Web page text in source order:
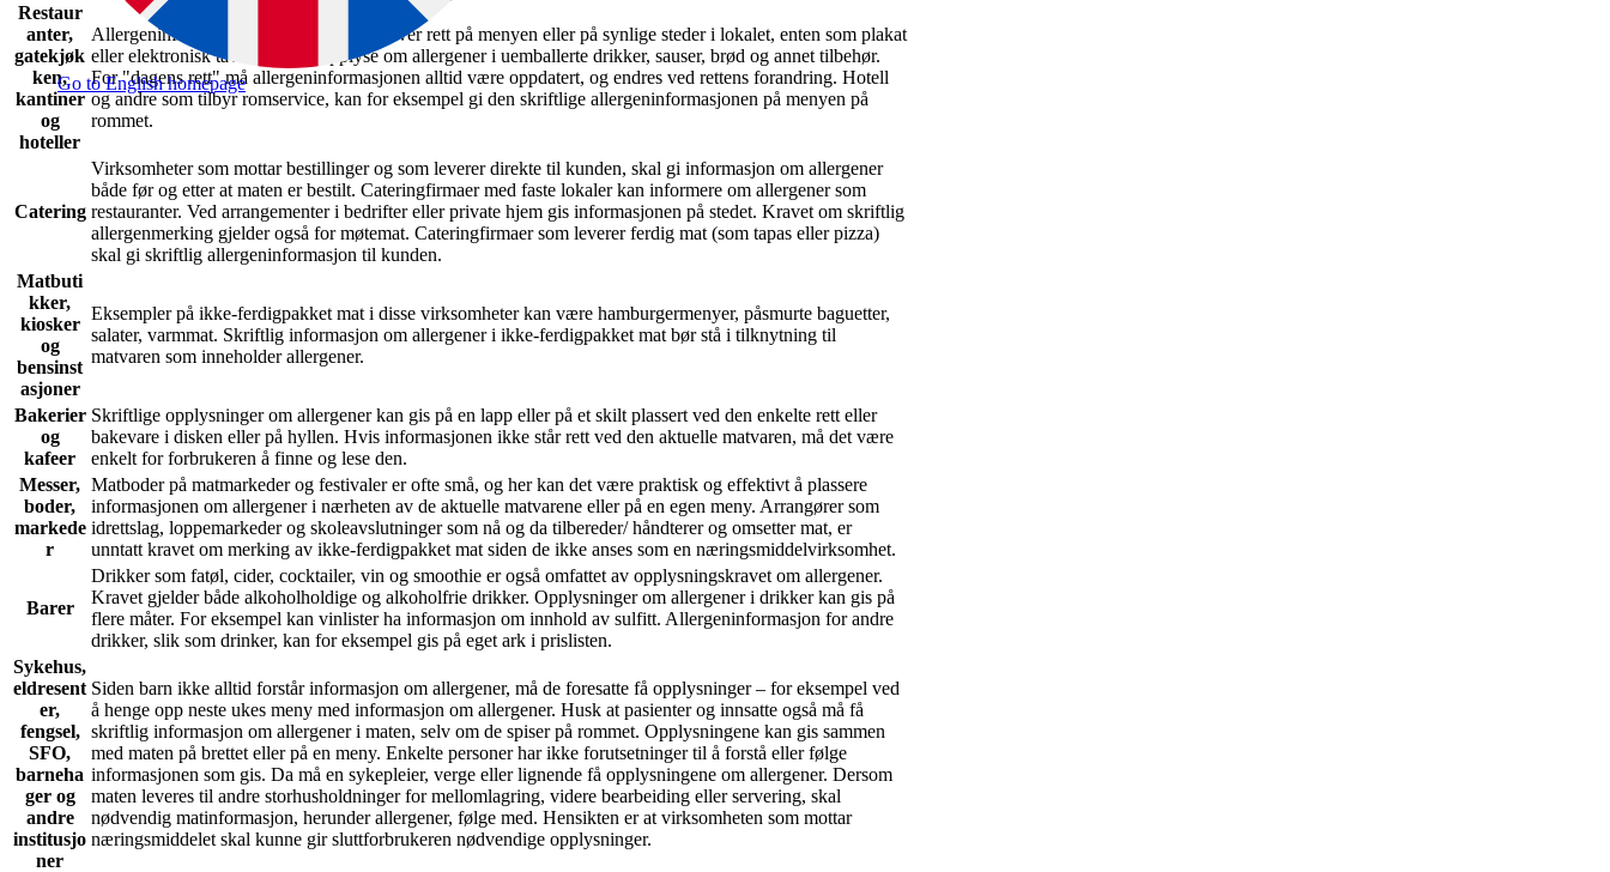
Go to English homepage
Restaur
anter,
gatekjøk
ken,
kantiner
og
hoteller
Allergeninformasjon kan plasseres ved hver rett på menyen eller på synlige steder i lokalet, enten som plakat
eller elektronisk tavle. Husk å opplyse om allergener i uemballerte drikker, sauser, brød og annet tilbehør.
For "dagens rett" må allergeninformasjonen alltid være oppdatert, og endres ved rettens forandring. Hotell
og andre som tilbyr romservice, kan for eksempel gi den skriftlige allergeninformasjonen på menyen på
rommet.
Catering
Virksomheter som mottar bestillinger og som leverer direkte til kunden, skal gi informasjon om allergener
både før og etter at maten er bestilt. Cateringfirmaer med faste lokaler kan informere om allergener som
restauranter. Ved arrangementer i bedrifter eller private hjem gis informasjonen på stedet. Kravet om skriftlig
allergenmerking gjelder også for møtemat. Cateringfirmaer som leverer ferdig mat (som tapas eller pizza)
skal gi skriftlig allergeninformasjon til kunden.
Matbuti
kker,
kiosker
og
bensinst
asjoner
Eksempler på ikke-ferdigpakket mat i disse virksomheter kan være hamburgermenyer, påsmurte baguetter,
salater, varmmat. Skriftlig informasjon om allergener i ikke-ferdigpakket mat bør stå i tilknytning til
matvaren som inneholder allergener.
Bakerier
og
kafeer
Skriftlige opplysninger om allergener kan gis på en lapp eller på et skilt plassert ved den enkelte rett eller
bakevare i disken eller på hyllen. Hvis informasjonen ikke står rett ved den aktuelle matvaren, må det være
enkelt for forbrukeren å finne og lese den.
Messer,
boder,
markede
r
Matboder på matmarkeder og festivaler er ofte små, og her kan det være praktisk og effektivt å plassere
informasjonen om allergener i nærheten av de aktuelle matvarene eller på en egen meny. Arrangører som
idrettslag, loppemarkeder og skoleavslutninger som nå og da tilbereder/ håndterer og omsetter mat, er
unntatt kravet om merking av ikke-ferdigpakket mat siden de ikke anses som en næringsmiddelvirksomhet.
Barer
Drikker som fatøl, cider, cocktailer, vin og smoothie er også omfattet av opplysningskravet om allergener.
Kravet gjelder både alkoholholdige og alkoholfrie drikker. Opplysninger om allergener i drikker kan gis på
flere måter. For eksempel kan vinlister ha informasjon om innhold av sulfitt. Allergeninformasjon for andre
drikker, slik som drinker, kan for eksempel gis på eget ark i prislisten.
Sykehus,
eldresent
er,
fengsel,
SFO,
barneha
ger og
andre
institusjo
ner
Siden barn ikke alltid forstår informasjon om allergener, må de foresatte få opplysninger – for eksempel ved
å henge opp neste ukes meny med informasjon om allergener. Husk at pasienter og innsatte også må få
skriftlig informasjon om allergener i maten, selv om de spiser på rommet. Opplysningene kan gis sammen
med maten på brettet eller på en meny. Enkelte personer har ikke forutsetninger til å forstå eller følge
informasjonen som gis. Da må en sykepleier, verge eller lignende få opplysningene om allergener. Dersom
maten leveres til andre storhusholdninger for mellomlagring, videre bearbeiding eller servering, skal
nødvendig matinformasjon, herunder allergener, følge med. Hensikten er at virksomheten som mottar
næringsmiddelet skal kunne gir sluttforbrukeren nødvendige opplysninger.